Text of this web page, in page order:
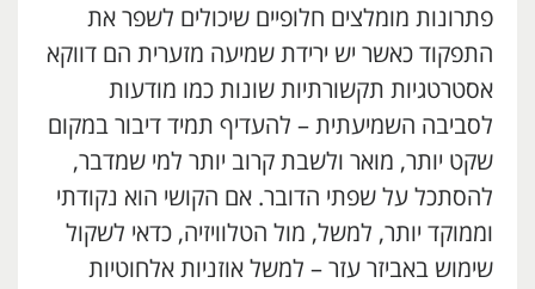
פתרונות מומלצים חלופיים שיכולים לשפר את
התפקוד כאשר יש ירידת שמיעה מזערית הם דווקא
אסטרטגיות תקשורתיות שונות כמו מודעות
לסביבה השמיעתית – להעדיף תמיד דיבור במקום
שקט יותר, מואר ולשבת קרוב יותר למי שמדבר,
להסתכל על שפתי הדובר. אם הקושי הוא נקודתי
וממוקד יותר, למשל, מול הטלוויזיה, כדאי לשקול
שימוש באביזר עזר – למשל אוזניות אלחוטיות